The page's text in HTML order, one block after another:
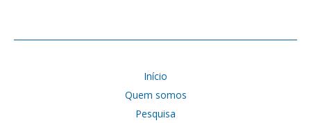
Início
Quem somos
Pesquisa